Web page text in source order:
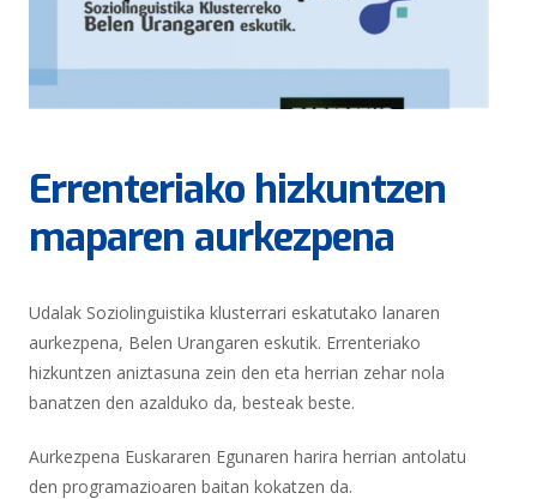
Errenteriako hizkuntzen
maparen aurkezpena
Udalak Soziolinguistika klusterrari eskatutako lanaren
aurkezpena, Belen Urangaren eskutik. Errenteriako
hizkuntzen aniztasuna zein den eta herrian zehar nola
banatzen den azalduko da, besteak beste.
Aurkezpena Euskararen Egunaren harira herrian antolatu
den programazioaren baitan kokatzen da.